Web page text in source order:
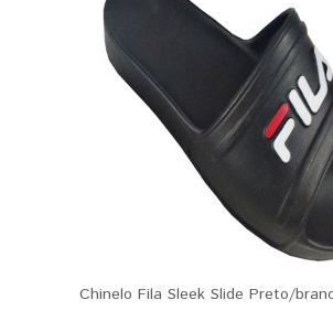
Chinelo Fila Sleek Slide Preto/